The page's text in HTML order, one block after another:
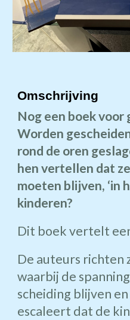
Omschrijving
Nog een boek voor
Worden
rond de oren
hen vertellen dat
moeten blijven, ‘in
kinderen?
Dit boek vertelt
De auteurs richten
waarbij de
scheiding blijven
escaleert dat de